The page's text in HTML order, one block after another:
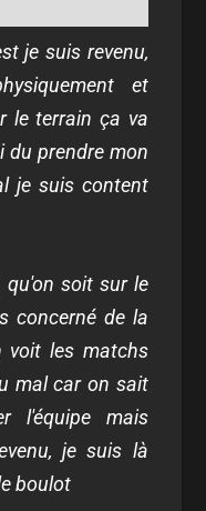
je suis revenu,
et
le terrain ça va
du prendre mon
je suis content
qu'on soit sur le
concerné de la
voit les matchs
mal car on sait
l'équipe mais
je suis là
boulot